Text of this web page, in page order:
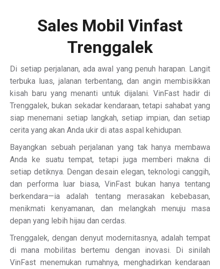
Sales Mobil Vinfast
Trenggalek
Di setiap perjalanan, ada awal yang penuh harapan. Langit
terbuka luas, jalanan terbentang, dan angin membisikkan
kisah baru yang menanti untuk dijalani. VinFast hadir di
Trenggalek, bukan sekadar kendaraan, tetapi sahabat yang
siap menemani setiap langkah, setiap impian, dan setiap
cerita yang akan Anda ukir di atas aspal kehidupan.
Bayangkan sebuah perjalanan yang tak hanya membawa
Anda ke suatu tempat, tetapi juga memberi makna di
setiap detiknya. Dengan desain elegan, teknologi canggih,
dan performa luar biasa, VinFast bukan hanya tentang
berkendara—ia adalah tentang merasakan kebebasan,
menikmati kenyamanan, dan melangkah menuju masa
depan yang lebih hijau dan cerdas.
Trenggalek, dengan denyut modernitasnya, adalah tempat
di mana mobilitas bertemu dengan inovasi. Di sinilah
VinFast menemukan rumahnya, menghadirkan kendaraan